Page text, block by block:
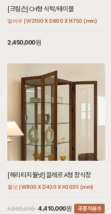
7월 31일 인천 계양 박
7월 31일 경기 남양주 권
[[블랙러버] M형 라운
7월 31일 경기 남양주 권
[[블랙러버] F
7월 31일 경기 남양주
[[블랙러버]
7월 31일 경기 남양주 권
7월 31일 경기 남양주 권
7월 31일 경기 남양주 권
[크림슨] CH형 식탁/테이블
멀바우 | W2100 X D800 X H750 (mm)
2,450,000원
[헤리티지월넛] 끌레르 A형 장식장
월넛 | W800 X D420 X H2030 (mm)
4,900,000 4,410,000원 쿠폰적용가